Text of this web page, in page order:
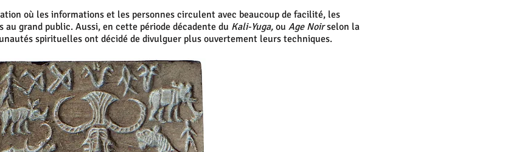
où les informations et les personnes circulent avec beaucoup de facilité, les
grand public. Aussi, en cette période décadente du Kali-Yuga, ou Age Noirselon la
spirituelles ont décidé de divulguer plus ouvertement leurs techniques.